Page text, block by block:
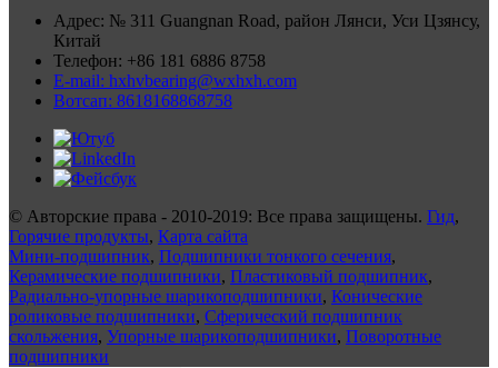
Адрес: № 311 Guangnan Road, район Лянси, Уси Цзянсу,
Китай
Телефон: +86 181 6886 8758
E-mail: hxhvbearing@wxhxh.com
Вотсап: 8618168868758
© Авторские права - 2010-2019: Все права защищены. Гид,
Горячие продукты, Карта сайта
Мини-подшипник, Подшипники тонкого сечения,
Керамические подшипники, Пластиковый подшипник,
Радиально-упорные шарикоподшипники, Конические
роликовые подшипники, Сферический подшипник
скольжения, Упорные шарикоподшипники, Поворотные
подшипники